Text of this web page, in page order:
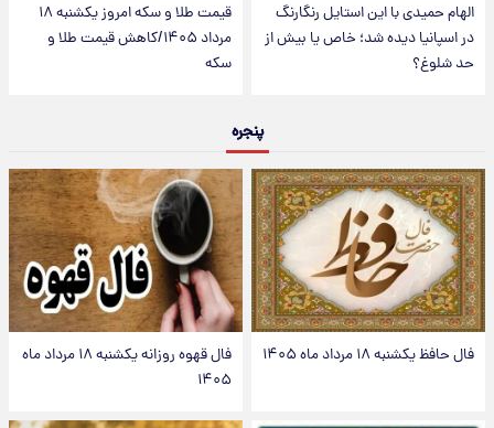
الهام حمیدی با این استایل رنگارنگ
در اسپانیا دیده شد؛ خاص یا بیش از
حد شلوغ؟
قیمت طلا و سکه امروز یکشنبه ۱۸
مرداد ۱۴۰۵/کاهش قیمت طلا و
سکه
پنجره
فال حافظ یکشنبه ۱۸ مرداد ماه ۱۴۰۵
فال قهوه روزانه یکشنبه ۱۸ مرداد ماه
۱۴۰۵